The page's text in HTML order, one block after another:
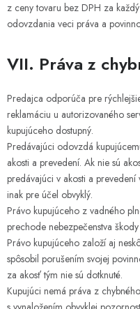
z ceny tovaru bez DPH za
odovzdania veci práva a
VII. Práva z
Predajca odporúča pre
reklamáciu u autorizovaného
kupujúceho dostupný.
Predávajúci odovzdá
akosti a prevedení. Ak nie sú
predávajúci v akosti a
inak pre účel obvyklý.
Právo kupujúceho z vadného
prechode nebezpečenstva
Právo kupujúceho založí aj
spôsobil porušením svojej
za akosť tým nie sú dotknuté.
Kupujúci nemá práva z